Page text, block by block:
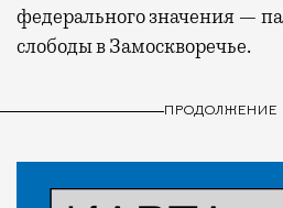
федерального значения —
слободы в Замоскворечье.